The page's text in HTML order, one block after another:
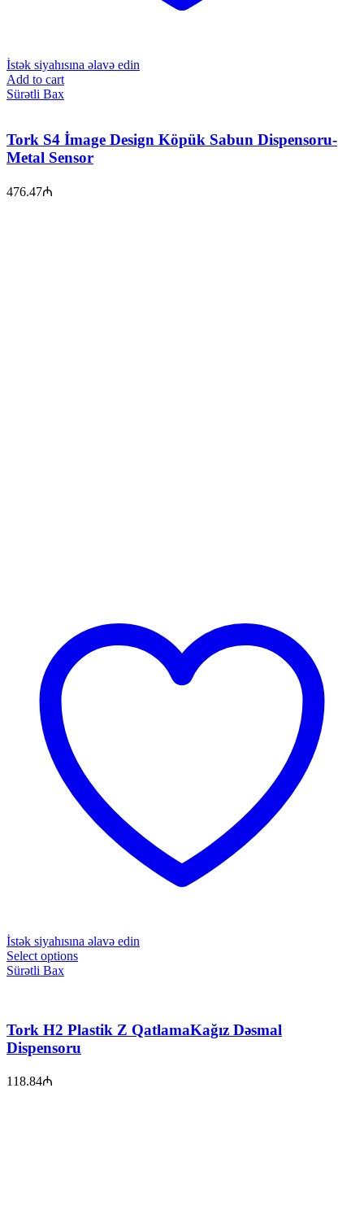
İstək siyahısına əlavə edin
Add to cart
Sürətli Bax
Tork S4 İmage Design Köpük Sabun Dispensoru-
Metal Sensor
476.47₼
İstək siyahısına əlavə edin
Select options
Sürətli Bax
Tork H2 Plastik Z QatlamaKağız Dəsmal
Dispensoru
118.84₼